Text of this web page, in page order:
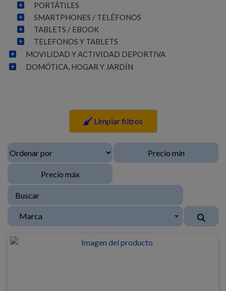
PORTÁTILES
SMARTPHONES / TELÉFONOS
TABLETS / EBOOK
TELEFONOS Y TABLETS
MOVILIDAD Y ACTIVIDAD DEPORTIVA
DOMÓTICA, HOGAR Y JARDÍN
Limpiar filtros
Marca